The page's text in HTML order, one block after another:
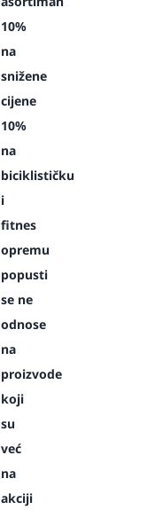
10%
na
snižene
cijene
10%
na
biciklističku
i
fitnes
opremu
popusti
se ne
odnose
na
proizvode
koji
su
već
na
akciji